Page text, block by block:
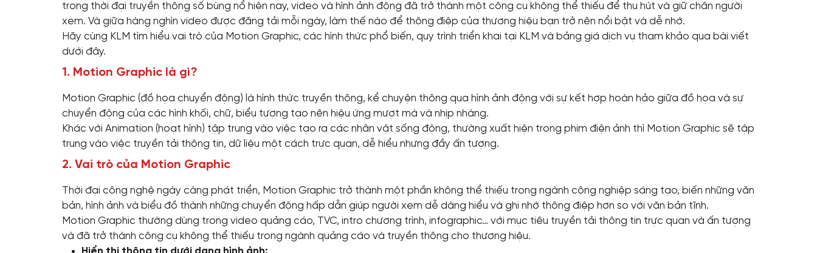
trong thời đại truyền thông số bùng nổ hiện nay, video và hình ảnh động đã trở thành một công cụ không thể thiếu để thu hút và giữ chân người
xem. Và giữa hàng nghìn video được đăng tải mỗi ngày, làm thế nào để thông điệp của thương hiệu bạn trở nên nổi bật và dễ nhớ.
Hãy cùng KLM tìm hiểu vai trò của Motion Graphic, các hình thức phổ biến, quy trình triển khai tại KLM và bảng giá dịch vụ tham khảo qua bài viết
dưới đây.
1. Motion Graphic là gì?
Motion Graphic (đồ họa chuyển động) là hình thức truyền thông, kể chuyện thông qua hình ảnh động với sự kết hợp hoàn hảo giữa đồ họa và sự
chuyển động của các hình khối, chữ, biểu tượng tạo nên hiệu ứng mượt mà và nhịp nhàng.
Khác với Animation (hoạt hình) tập trung vào việc tạo ra các nhân vật sống động, thường xuất hiện trong phim điện ảnh thì Motion Graphic sẽ tập
trung vào việc truyền tải thông tin, dữ liệu một cách trực quan, dễ hiểu nhưng đầy ấn tượng.
2. Vai trò của Motion Graphic
Thời đại công nghệ ngày càng phát triển, Motion Graphic trở thành một phần không thể thiếu trong ngành công nghiệp sáng tạo, biến những văn
bản, hình ảnh và biểu đồ thành những chuyển động hấp dẫn giúp người xem dễ dàng hiểu và ghi nhớ thông điệp hơn so với văn bản tĩnh.
Motion Graphic thường dùng trong video quảng cáo, TVC, intro chương trình, infographic… với mục tiêu truyền tải thông tin trực quan và ấn tượng
và đã trở thành công cụ không thể thiếu trong ngành quảng cáo và truyền thông cho thương hiệu.